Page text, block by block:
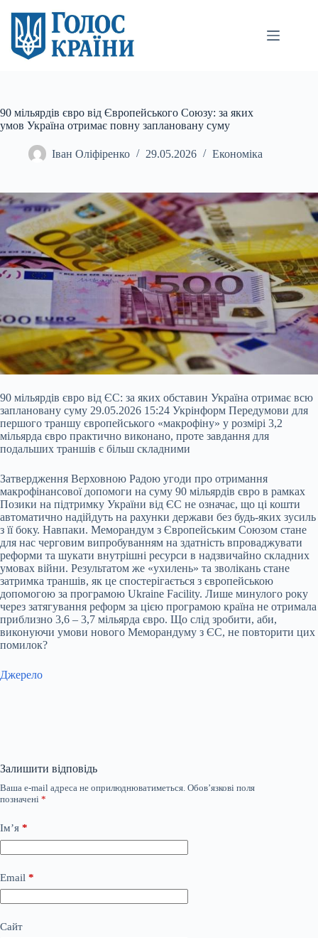
вмісту
90 мільярдів євро від Європейського Союзу: за яких
умов Україна отримає повну заплановану суму
Іван Оліфіренко 29.05.2026 Економіка
90 мільярдів євро від ЄС: за яких обставин Україна отримає всю
заплановану суму 29.05.2026 15:24 Укрінформ Передумови для
першого траншу європейського «макрофіну» у розмірі 3,2
мільярда євро практично виконано, проте завдання для
подальших траншів є більш складними
Затвердження Верховною Радою угоди про отримання
макрофінансової допомоги на суму 90 мільярдів євро в рамках
Позики на підтримку України від ЄС не означає, що ці кошти
автоматично надійдуть на рахунки держави без будь-яких зусиль
з її боку. Навпаки. Меморандум з Європейським Союзом стане
для нас черговим випробуванням на здатність впроваджувати
реформи та шукати внутрішні ресурси в надзвичайно складних
умовах війни. Результатом же «ухилень» та зволікань стане
затримка траншів, як це спостерігається з європейською
допомогою за програмою Ukraine Facility. Лише минулого року
через затягування реформ за цією програмою країна не отримала
приблизно 3,6 – 3,7 мільярда євро. Що слід зробити, аби,
виконуючи умови нового Меморандуму з ЄС, не повторити цих
помилок?
Джерело
Залишити відповідь
Ваша e-mail адреса не оприлюднюватиметься. Обов’язкові поля
позначені *
Ім’я *
Email *
Сайт